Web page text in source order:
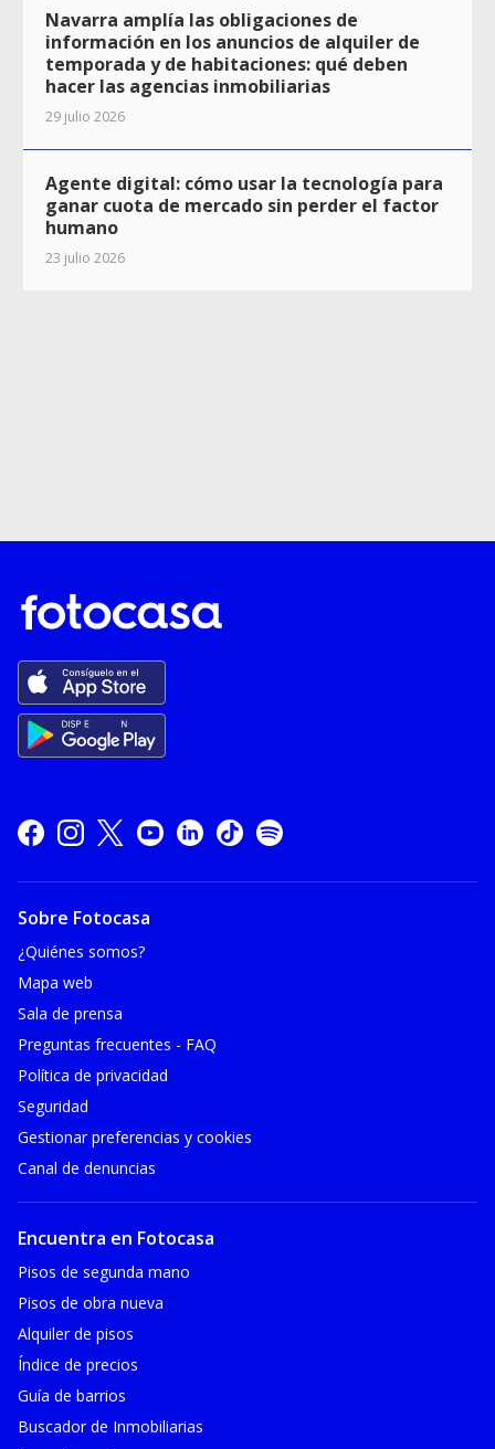
Navarra amplía las obligaciones de
información en los anuncios de alquiler de
temporada y de habitaciones: qué deben
hacer las agencias inmobiliarias
29 julio 2026
Agente digital: cómo usar la tecnología para
ganar cuota de mercado sin perder el factor
humano
23 julio 2026
Sobre Fotocasa
¿Quiénes somos?
Mapa web
Sala de prensa
Preguntas frecuentes - FAQ
Política de privacidad
Seguridad
Gestionar preferencias y cookies
Canal de denuncias
Encuentra en Fotocasa
Pisos de segunda mano
Pisos de obra nueva
Alquiler de pisos
Índice de precios
Guía de barrios
Buscador de Inmobiliarias